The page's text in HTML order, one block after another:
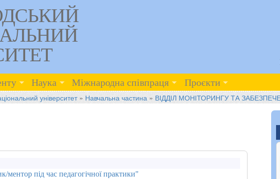
Наука Міжнародна співпраця Проєкти
університет» Навчальна частина » ВІДДІЛ МОНІТОРИНГУ ТА
ментор під час педагогічної практики"